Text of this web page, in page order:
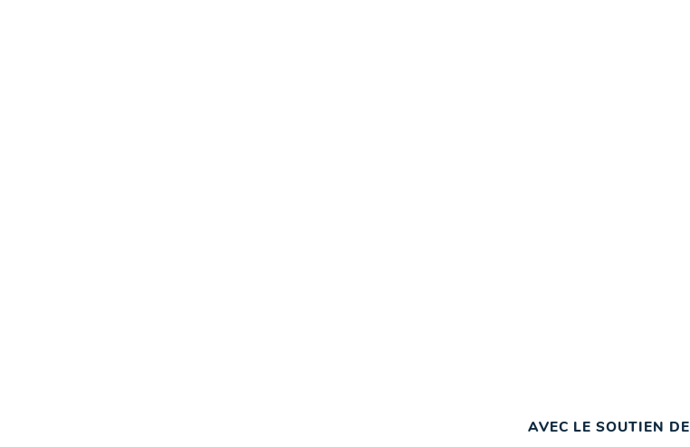
AVEC LE SOUTIEN DE